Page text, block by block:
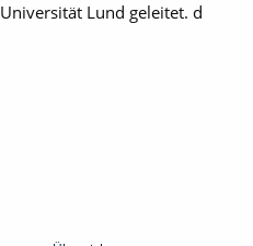
Universität Lund geleitet. d